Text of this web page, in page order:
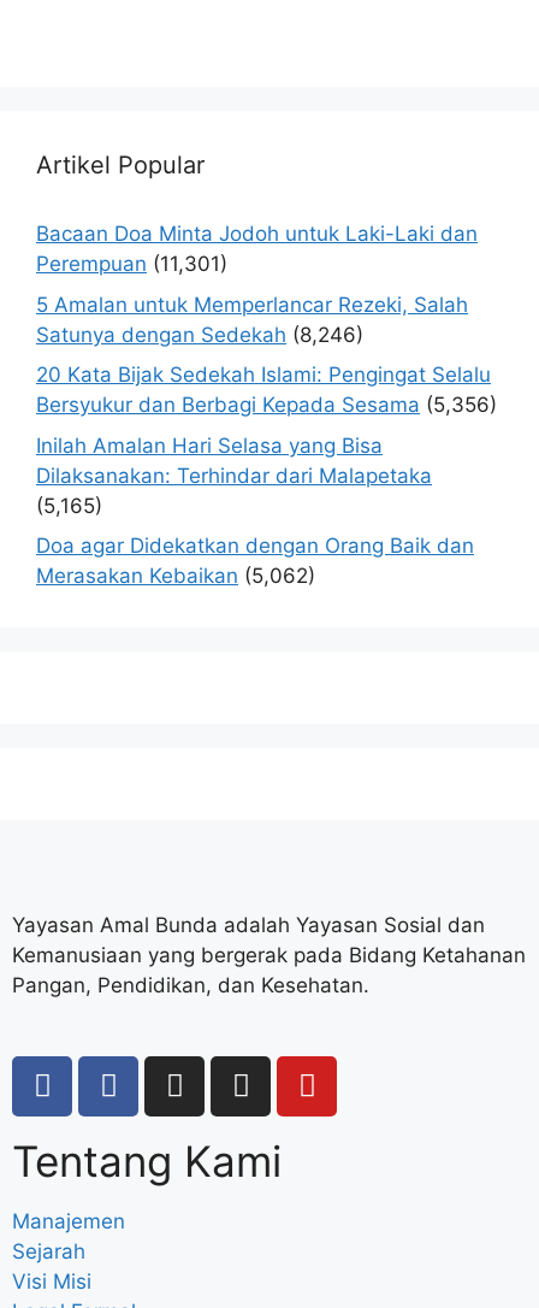
Artikel Popular
Bacaan Doa Minta Jodoh untuk Laki-Laki dan
Perempuan (11,301)
5 Amalan untuk Memperlancar Rezeki, Salah
Satunya dengan Sedekah (8,246)
20 Kata Bijak Sedekah Islami: Pengingat Selalu
Bersyukur dan Berbagi Kepada Sesama (5,356)
Inilah Amalan Hari Selasa yang Bisa
Dilaksanakan: Terhindar dari Malapetaka
(5,165)
Doa agar Didekatkan dengan Orang Baik dan
Merasakan Kebaikan (5,062)
Yayasan Amal Bunda adalah Yayasan Sosial dan
Kemanusiaan yang bergerak pada Bidang Ketahanan
Pangan, Pendidikan, dan Kesehatan.
Tentang Kami
Manajemen
Sejarah
Visi Misi